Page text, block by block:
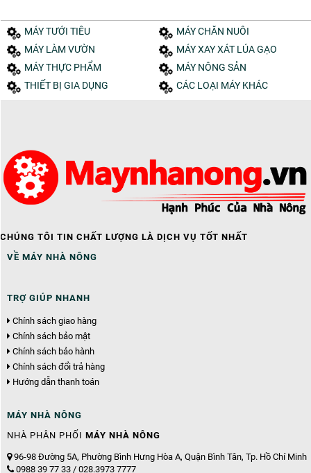
MÁY TƯỚI TIÊU
MÁY CHĂN NUÔI
MÁY LÀM VƯỜN
MÁY XAY XÁT LÚA GẠO
MÁY THỰC PHẨM
MÁY NÔNG SẢN
THIẾT BỊ GIA DỤNG
CÁC LOẠI MÁY KHÁC
CHÚNG TÔI TIN CHẤT LƯỢNG LÀ DỊCH VỤ TỐT NHẤT
VỀ MÁY NHÀ NÔNG
TRỢ GIÚP NHANH
Chính sách giao hàng
Chính sách bảo mật
Chính sách bảo hành
Chính sách đổi trả hàng
Hướng dẫn thanh toán
MÁY NHÀ NÔNG
NHÀ PHÂN PHỐI MÁY NHÀ NÔNG
96-98 Đường 5A, Phường Bình Hưng Hòa A, Quận Bình Tân, Tp. Hồ Chí Minh
0988 39 77 33 / 028.3973 7777